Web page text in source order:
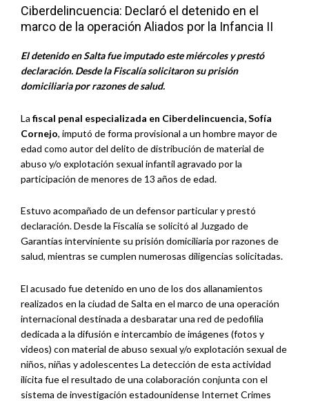
Ciberdelincuencia: Declaró el detenido en el
marco de la operación Aliados por la Infancia II
El detenido en Salta fue imputado este miércoles y prestó
declaración. Desde la Fiscalía solicitaron su prisión
domiciliaria por razones de salud.
La fiscal penal especializada en Ciberdelincuencia, Sofía
Cornejo, imputó de forma provisional a un hombre mayor de
edad como autor del delito de distribución de material de
abuso y/o explotación sexual infantil agravado por la
participación de menores de 13 años de edad.
Estuvo acompañado de un defensor particular y prestó
declaración. Desde la Fiscalía se solicitó al Juzgado de
Garantías interviniente su prisión domiciliaria por razones de
salud, mientras se cumplen numerosas diligencias solicitadas.
El acusado fue detenido en uno de los dos allanamientos
realizados en la ciudad de Salta en el marco de una operación
internacional destinada a desbaratar una red de pedofilia
dedicada a la difusión e intercambio de imágenes (fotos y
videos) con material de abuso sexual y/o explotación sexual de
niños, niñas y adolescentes La detección de esta actividad
ilícita fue el resultado de una colaboración conjunta con el
sistema de investigación estadounidense Internet Crimes